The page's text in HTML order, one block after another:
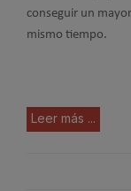
conseguir un mayor
mismo tiempo.
Leer más ...